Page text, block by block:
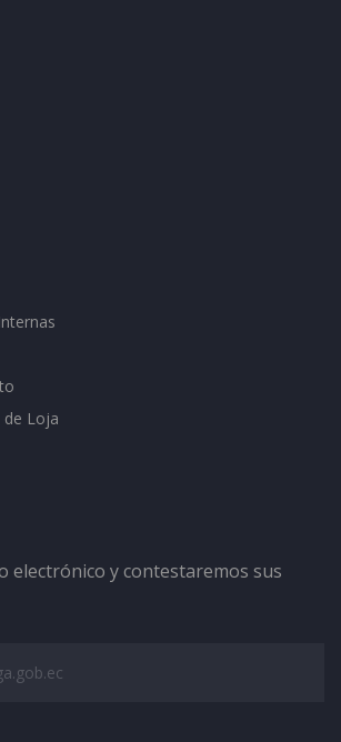
de Loja
electrónico y contestaremos sus